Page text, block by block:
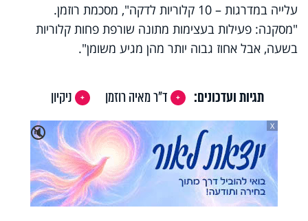
עלייה במדרגות – 10 קלוריות לדקה", מסכמת רוזמן.
"מסקנה: פעילות בעצימות מתונה שורפת פחות קלוריות
בשעה, אבל אחוז גבוה יותר מהן מגיע משומן".
תגיות ועדכונים: ד"ר מאיה רוזמן
ניקיון
🔇
X